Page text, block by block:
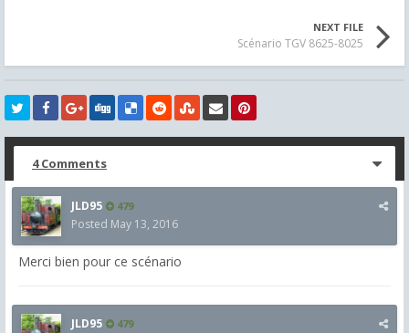
NEXT FILE
Scénario TGV 8625-8025
4 Comments
JLD95 479
Posted May 13, 2016
Merci bien pour ce scénario
JLD95 479